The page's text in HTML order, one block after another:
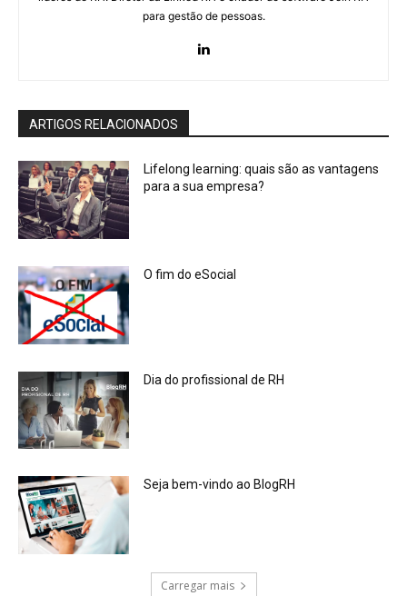
para gestão de pessoas.
ARTIGOS RELACIONADOS
Lifelong learning: quais são as vantagens
para a sua empresa?
O fim do eSocial
Dia do profissional de RH
Seja bem-vindo ao BlogRH
Carregar mais